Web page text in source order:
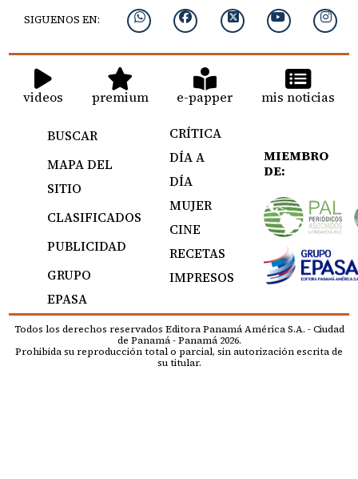
SIGUENOS EN:
videos premium e-papper mis noticias
BUSCAR
MAPA DEL
SITIO
CLASIFICADOS
PUBLICIDAD
GRUPO
EPASA
CRÍTICA
DÍA A
DÍA
MUJER
CINE
RECETAS
IMPRESOS
MIEMBRO
DE:
Todos los derechos reservados Editora Panamá América S.A. - Ciudad
de Panamá - Panamá 2026.
Prohibida su reproducción total o parcial, sin autorización escrita de
su titular.